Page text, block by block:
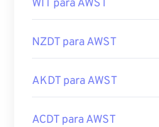
WIT para AWST
NZDT para AWST
AKDT para AWST
ACDT para AWST